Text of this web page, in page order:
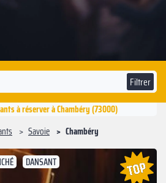
Filtrer
à réserver à Chambéry (73000)
Savoie Chambéry
DANSANT